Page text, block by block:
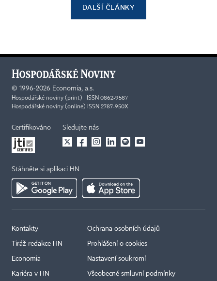
DALŠÍ ČLÁNKY
© 1996-2026 Economia, a.s.
Hospodářské noviny (print) ISSN 0862-9587
Hospodářské noviny (online) ISSN 2787-950X
Certifikováno Sledujte nás
Stáhněte si aplikaci HN
Kontakty
Tiráž redakce HN
Economia
Kariéra v HN
Ochrana osobních údajů
Prohlášení o cookies
Nastavení soukromí
Všeobecné smluvní podmínky